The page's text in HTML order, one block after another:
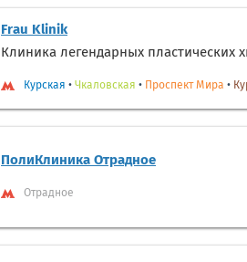
Frau Klinik
Клиника легендарных пластических
Курская • Чкаловская • Проспект Мира •
ПолиКлиника Отрадное
Отрадное